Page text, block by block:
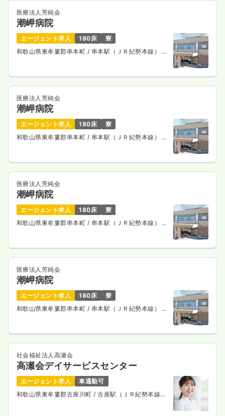
医療法人芳純会
潮岬病院
エージェント求人 180床
寮
和歌山県東牟婁郡串本町 / 串本駅（ＪＲ紀勢本線） 車
医療法人芳純会
潮岬病院
エージェント求人 180床
寮
和歌山県東牟婁郡串本町 / 串本駅（ＪＲ紀勢本線） 車
医療法人芳純会
潮岬病院
エージェント求人 180床
寮
和歌山県東牟婁郡串本町 / 串本駅（ＪＲ紀勢本線） 車
医療法人芳純会
潮岬病院
エージェント求人 180床
寮
和歌山県東牟婁郡串本町 / 串本駅（ＪＲ紀勢本線） 車
社会福祉法人高瀬会
高瀬会デイサービスセンター
エージェント求人
車通勤可
和歌山県東牟婁郡古座川町 / 古座駅（ＪＲ紀勢本線）